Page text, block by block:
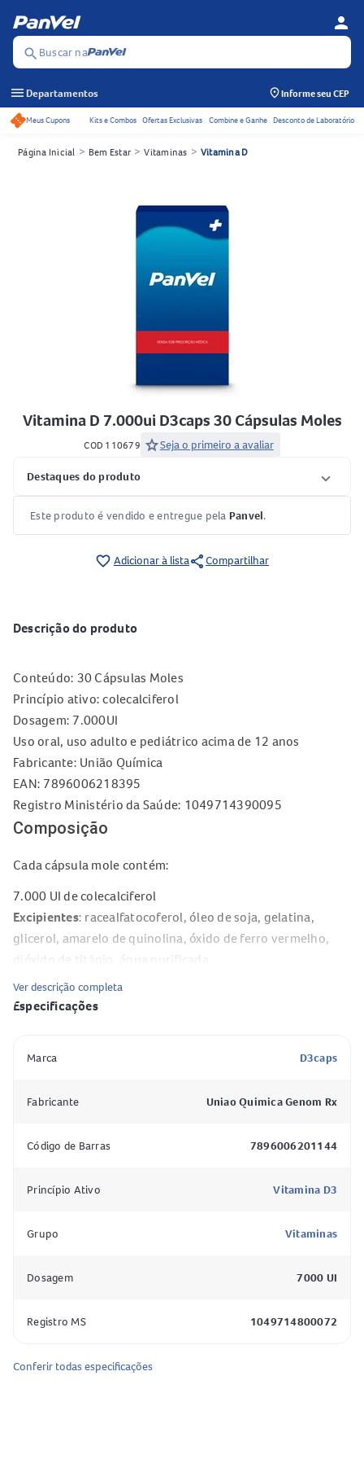
search Buscar na
person
menu Departamentos Informe seu CEP
Acessos rápidos do cabeçalho
Meus Cupons Kits e Combos Ofertas Exclusivas Combine e Ganhe Desconto de Laboratório
Página Inicial > Bem Estar > Vitaminas > Vitamina D
Vitamina D 7.000ui D3caps 30 Cápsulas Moles
COD 110679 starSeja o primeiro a avaliar
Destaques do produto
Este produto é vendido e entregue pela Panvel.
favorite_border Adicionar à listashareCompartilhar
Descrição do produto
Conteúdo: 30 Cápsulas Moles
Princípio ativo: colecalciferol
Dosagem: 7.000UI
Uso oral, uso adulto e pediátrico acima de 12 anos
Fabricante: União Química
EAN: 7896006218395
Registro Ministério da Saúde: 1049714390095
Composição
Cada cápsula mole contém:
7.000 UI de colecalciferol
Excipientes: racealfatocoferol, óleo de soja, gelatina,
glicerol, amarelo de quinolina, óxido de ferro vermelho,
dióxido de titânio, água purificada.
Para que serve o D3CAPS?
vitamina D3 (colecalciferol), indicado para prevenção e
ocorrer no adulto e idoso) e prevenção no risco de quedas
e com isso apresenta efeito positivo sobre a força, volume,
Ver descrição completa
Especificações
Marca D3caps
Fabricante Uniao Quimica Genom Rx
Código de Barras 7896006201144
Princípio Ativo Vitamina D3
Grupo Vitaminas
Dosagem 7000 UI
Registro MS 1049714800072
Conferir todas especificações